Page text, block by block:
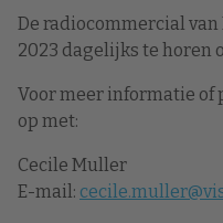
De radiocommercial
2023 dagelijks te horen
Voor meer informatie of
op met:
Cecile Muller
E-mail: